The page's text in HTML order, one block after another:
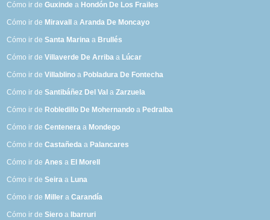
Cómo ir deGuxinde a Hondón De Los Frailes
Cómo ir de Miravall aAranda De Moncayo
Cómo ir deSanta Marina a Brullés
Cómo ir deVillaverde De Arriba a Lúcar
Cómo ir deVillablino a Pobladura De Fontecha
Cómo ir deSantibáñez Del Val aZarzuela
Cómo ir de Robledillo De Mohernando a Pedralba
Cómo ir deCentenera a Mondego
Cómo ir deCastañeda a Palancares
Cómo ir deAnes a El Morell
Cómo ir deSeira a Luna
Cómo ir de Miller aCarandía
Cómo ir deSiero a Ibarruri